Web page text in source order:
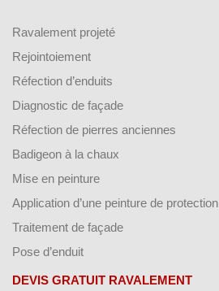
Ravalement projeté
Rejointoiement
Réfection d’enduits
Diagnostic de façade
Réfection de pierres anciennes
Badigeon à la chaux
Mise en peinture
Application d’une peinture de protection
Traitement de façade
Pose d’enduit
DEVIS GRATUIT RAVALEMENT